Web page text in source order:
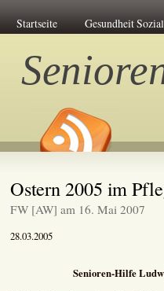
Startseite Gesundheit
Ostern 2005 im
FW [AW] am 16. Mai 2007
28.03.2005
Senioren-Hilfe